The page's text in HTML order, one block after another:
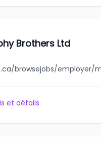
Brothers Ltd
et détails